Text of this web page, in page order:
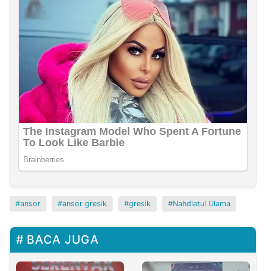
ansor ansor gresik gresik Nahdlatul Ulama
BACA JUGA